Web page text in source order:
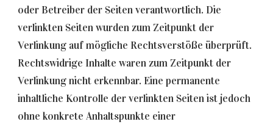
oder Betreiber der Seiten verantwortlich. Die
verlinkten Seiten wurden zum Zeitpunkt der
Verlinkung auf mögliche Rechtsverstöße überprüft.
Rechtswidrige Inhalte waren zum Zeitpunkt der
Verlinkung nicht erkennbar. Eine permanente
inhaltliche Kontrolle der verlinkten Seiten ist jedoch
ohne konkrete Anhaltspunkte einer